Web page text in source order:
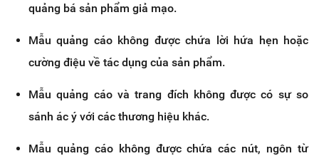
quảng bá sản phẩm giả mạo.
Mẫu quảng cáo không được chứa lời hứa hẹn hoặc
cường điệu về tác dụng của sản phẩm.
Mẫu quảng cáo và trang đích không được có sự so
sánh ác ý với các thương hiệu khác.
Mẫu quảng cáo không được chứa các nút, ngôn từ